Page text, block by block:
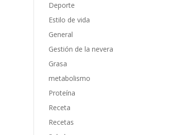
Deporte
Estilo de vida
General
Gestión de la nevera
Grasa
metabolismo
Proteína
Receta
Recetas